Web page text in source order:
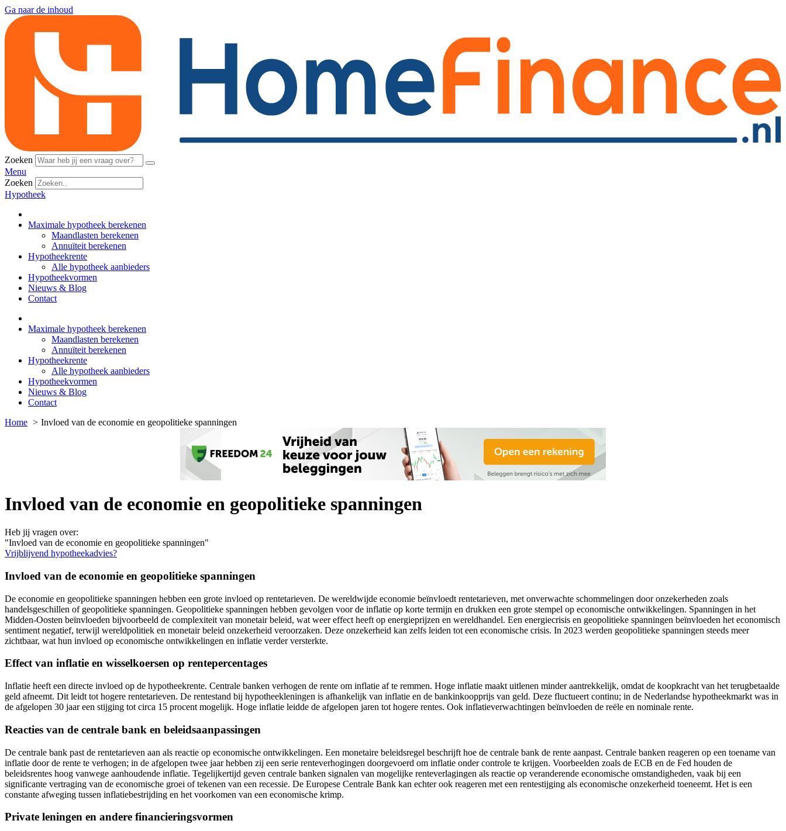
Ga naar de inhoud
Zoeken
Menu
Zoeken
Hypotheek
Maximale hypotheek berekenen
Maandlasten berekenen
Annuïteit berekenen
Hypotheekrente
Alle hypotheek aanbieders
Hypotheekvormen
Nieuws & Blog
Contact
Maximale hypotheek berekenen
Maandlasten berekenen
Annuïteit berekenen
Hypotheekrente
Alle hypotheek aanbieders
Hypotheekvormen
Nieuws & Blog
Contact
Home
Invloed van de economie en geopolitieke spanningen
Invloed van de economie en geopolitieke spanningen
Heb jij vragen over:
"Invloed van de economie en geopolitieke spanningen"
Vrijblijvend hypotheekadvies?
Invloed van de economie en geopolitieke spanningen
De economie en geopolitieke spanningen hebben een grote invloed op rentetarieven. De wereldwijde economie beïnvloedt rentetarieven, met onverwachte schommelingen door onzekerheden zoals
handelsgeschillen of geopolitieke spanningen. Geopolitieke spanningen hebben gevolgen voor de inflatie op korte termijn en drukken een grote stempel op economische ontwikkelingen. Spanningen in het
Midden-Oosten beïnvloeden bijvoorbeeld de complexiteit van monetair beleid, wat weer effect heeft op energieprijzen en wereldhandel. Een energiecrisis en geopolitieke spanningen beïnvloeden het economisch
sentiment negatief, terwijl wereldpolitiek en monetair beleid onzekerheid veroorzaken. Deze onzekerheid kan zelfs leiden tot een economische crisis. In 2023 werden geopolitieke spanningen steeds meer
zichtbaar, wat hun invloed op economische ontwikkelingen en inflatie verder versterkte.
Effect van inflatie en wisselkoersen op rentepercentages
Inflatie heeft een directe invloed op de hypotheekrente. Centrale banken verhogen de rente om inflatie af te remmen. Hoge inflatie maakt uitlenen minder aantrekkelijk, omdat de koopkracht van het terugbetaalde
geld afneemt. Dit leidt tot hogere rentetarieven. De rentestand bij hypotheekleningen is afhankelijk van inflatie en de bankinkoopprijs van geld. Deze fluctueert continu; in de Nederlandse hypotheekmarkt was in
de afgelopen 30 jaar een stijging tot circa 15 procent mogelijk. Hoge inflatie leidde de afgelopen jaren tot hogere rentes. Ook inflatieverwachtingen beïnvloeden de reële en nominale rente.
Reacties van de centrale bank en beleidsaanpassingen
De centrale bank past de rentetarieven aan als reactie op economische ontwikkelingen. Een monetaire beleidsregel beschrijft hoe de centrale bank de rente aanpast. Centrale banken reageren op een toename van
inflatie door de rente te verhogen; in de afgelopen twee jaar hebben zij een serie renteverhogingen doorgevoerd om inflatie onder controle te krijgen. Voorbeelden zoals de ECB en de Fed houden de
beleidsrentes hoog vanwege aanhoudende inflatie. Tegelijkertijd geven centrale banken signalen van mogelijke renteverlagingen als reactie op veranderende economische omstandigheden, vaak bij een
significante vertraging van de economische groei of tekenen van een recessie. De Europese Centrale Bank kan echter ook reageren met een rentestijging als economische onzekerheid toeneemt. Het is een
constante afweging tussen inflatiebestrijding en het voorkomen van een economische krimp.
Private leningen en andere financieringsvormen